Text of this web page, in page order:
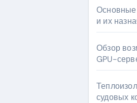
Основные
и их
Обзор
GPU-
судовых